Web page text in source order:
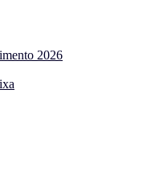
2026